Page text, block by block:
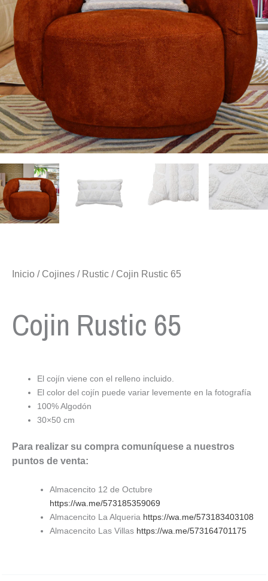
Inicio / Cojines / Rustic / Cojin Rustic 65
Cojin Rustic 65
El cojín viene con el relleno incluido.
El color del cojín puede variar levemente en la fotografía
100% Algodón
30×50 cm
Para realizar su compra comuníquese a nuestros
puntos de venta:
Almacencito 12 de Octubre
https://wa.me/573185359069
Almacencito La Alqueria https://wa.me/573183403108
Almacencito Las Villas https://wa.me/573164701175